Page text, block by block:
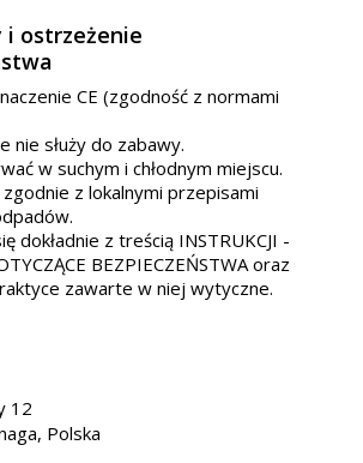
ostrzeżenie
CE (zgodność z normami
nie służy do zabawy.
w suchym i chłodnym miejscu.
z lokalnymi przepisami
dokładnie z treścią INSTRUKCJI -
BEZPIECZEŃSTWA oraz
zawarte w niej wytyczne.
12
Polska